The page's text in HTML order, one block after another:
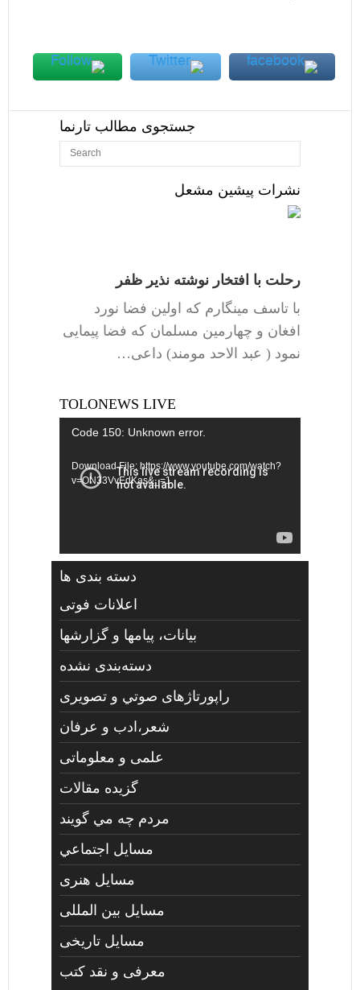
جستجوی مطالب تارنما
نشرات پیشین مشعل
رحلت با افتخار نوشته نذیر ظفر
با تاسف مینگارم که اولین فضا نورد
افغان و چهارمین مسلمان که فضا پیمایی
نمود ( عبد الاحد مومند) داعی…
TOLONEWS LIVE
Video
Code 150: Unknown error.
Download File: https://www.youtube.com/watch?
v=ON33VvEdKas&_=1
دسته بندی ها
اعلانات فوتی
بیانات، پیامها و گزارشها
دسته‌بندی نشده
راپورتاژهای صوتي و تصويری
شعر،ادب و عرفان
علمی و معلوماتی
گزیده مقالات
مردم چه مي گويند
مسايل اجتماعي
مسايل هنری
مسایل بین المللی
مسایل تاریخی
معرفی و نقد کتب